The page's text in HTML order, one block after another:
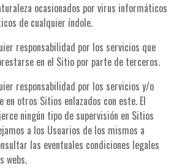
ocasionados por virus informáticos
de cualquier índole.
responsabilidad por los servicios que
en el Sitio por parte de terceros.
responsabilidad por los servicios y/o
otros Sitios enlazados con este. El
ningún tipo de supervisión en Sitios
a los Usuarios de los mismos a
las eventuales condiciones legales
webs.